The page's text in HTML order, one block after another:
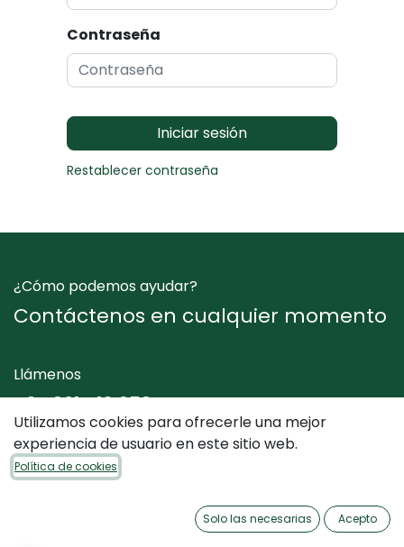
Contraseña
Iniciar sesión
Restablecer contraseña
¿Cómo podemos ayudar?
Contáctenos en cualquier momento
Llámenos
+34 961 412 050
Envíenos un mensaje
Utilizamos cookies para ofrecerle una mejor
experiencia de usuario en este sitio web.
Política de cookies
Solo las necesarias Acepto